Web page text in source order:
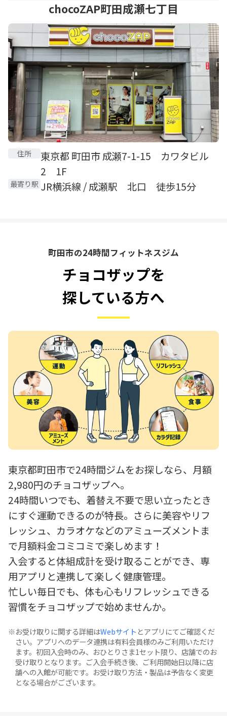
chocoZAP町田成瀬七丁目
住所
東京都 町田市 成瀬7-1-15 カワタビル
2 1F
最寄り駅 JR横浜線 / 成瀬駅 北口 徒歩15分
町田市の24時間フィットネスジム
チョコザップを
探している方へ
東京都町田市で24時間ジムをお探しなら、月額
2,980円のチョコザップへ。
24時間いつでも、着替え不要で思い立ったとき
にすぐ運動できるのが特長。さらに美容やリフ
レッシュ、カラオケなどのアミューズメントま
で月額料金コミコミで楽しめます！
入会すると体組成計を受け取ることができ、専
用アプリと連携して楽しく健康管理。
忙しい毎日でも、体も心もリフレッシュできる
習慣をチョコザップで始めませんか。
お受け取りに関する詳細はWebサイト とアプリにてご確認くだ
さい。アプリへのデータ連携は有料会員様のみご利用いただけ
ます。初回入会時のみ、おひとりさま1セット限り、店舗でのお
受け取りとなります。ご入会手続き後、ご利用開始日以降に店
舗への入館が可能です。お受け取り方法・製品は予告なく変更
となる場合がございます。